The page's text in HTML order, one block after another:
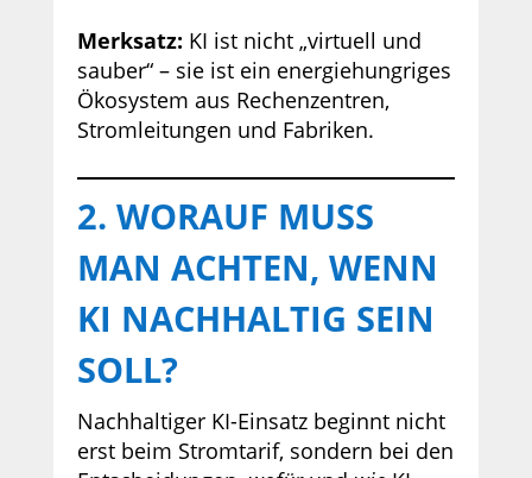
Merksatz: KI ist nicht „virtuell und
sauber“ – sie ist ein energiehungriges
Ökosystem aus Rechenzentren,
Stromleitungen und Fabriken.
2. WORAUF MUSS
MAN ACHTEN, WENN
KI NACHHALTIG SEIN
SOLL?
Nachhaltiger KI-Einsatz beginnt nicht
erst beim Stromtarif, sondern bei den